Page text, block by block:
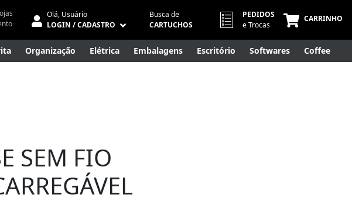
Olá, Usuário
LOGIN / CADASTRO
Busca de
CARTUCHOS
PEDIDOS
e Trocas
CARRINHO
Organização Elétrica Embalagens Escritório Softwares Coffee
SEM FIO